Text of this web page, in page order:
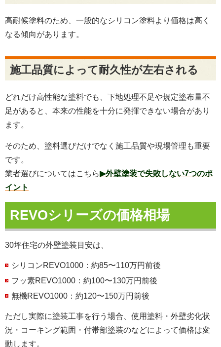
高耐候塗料のため、一般的なシリコン塗料より価格は高く
なる傾向があります。
施工品質によって耐久性が左右される
どれだけ高性能な塗料でも、下地処理不足や規定塗布量不
足があると、本来の性能を十分に発揮できない場合があり
ます。
そのため、塗料選びだけでなく施工品質や現場管理も重要
です。
業者選びについてはこちら▶外壁塗装で失敗しない7つのポ
イント
REVOシリーズの価格相場
30坪住宅の外壁塗装目安は、
シリコンREVO1000：約85〜110万円前後
フッ素REVO1000：約100〜130万円前後
無機REVO1000：約120〜150万円前後
ただし実際に塗装工事を行う場合、使用塗料・外壁劣化状
況・コーキング範囲・付帯部塗装のなどによって価格は変
動します。